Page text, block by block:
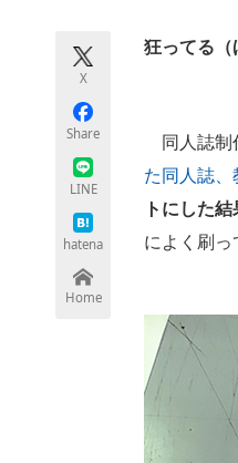
X
Share
LINE
hatena
Home
狂ってる（
同人誌制
た同人誌、
トにした
によく刷っ